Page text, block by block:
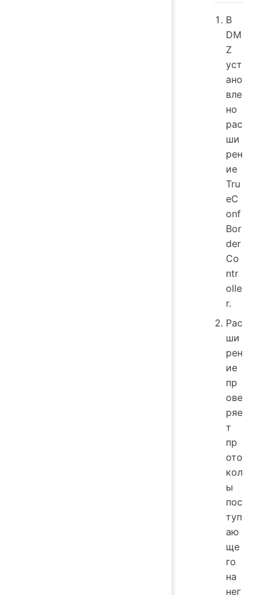
В
DM
Z
уст
ано
вле
но
рас
ши
рен
ие
Tru
eC
onf
Bor
der
Co
ntr
olle
r.
Рас
ши
рен
ие
пр
ове
ряе
т
пр
ото
кол
ы
пос
туп
аю
ще
го
на
нег